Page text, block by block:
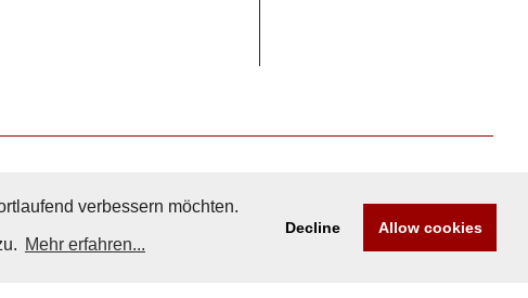
verbessern möchten.
Mehr erfahren...
Decline Allow cookies